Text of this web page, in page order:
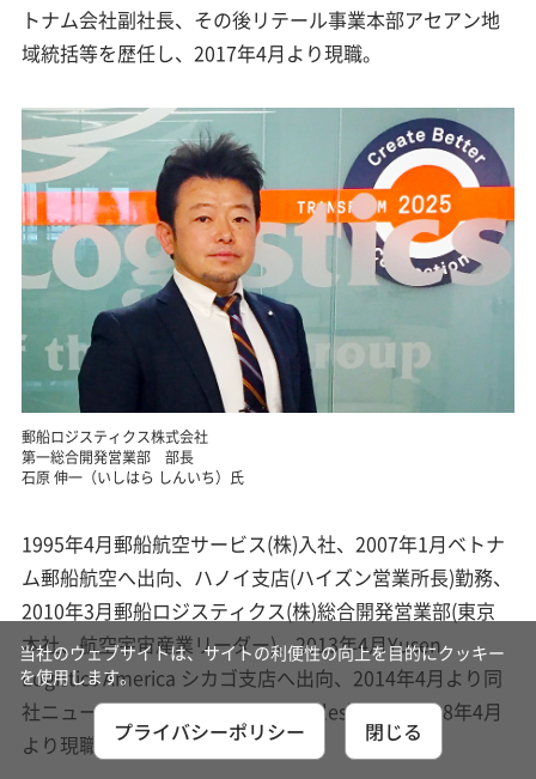
トナム会社副社長、その後リテール事業本部アセアン地
域統括等を歴任し、2017年4月より現職。
郵船ロジスティクス株式会社
第一総合開発営業部 部長
石原 伸一（いしはら しんいち）氏
1995年4月郵船航空サービス(株)入社、2007年1月ベトナ
ム郵船航空へ出向、ハノイ支店(ハイズン営業所長)勤務、
2010年3月郵船ロジスティクス(株)総合開発営業部(東京
本社、航空宇宙産業リーダー)、2013年4月Yusen
Logistics America シカゴ支店へ出向、2014年4月より同
社ニューヨーク本社(Director of Sales)勤務、2018年4月
より現職。
当社のウェブサイトは、サイトの利便性の向上を目的にクッキー
を使用します。
プライバシーポリシー 閉じる